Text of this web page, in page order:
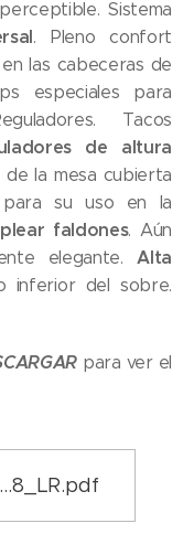
Sistema
. Pleno confort
las cabeceras de
especiales para
Tacos
de altura
de la mesa cubierta
su uso en la
faldones. Aún
elegante.Alta
inferior del sobre.
para ver el